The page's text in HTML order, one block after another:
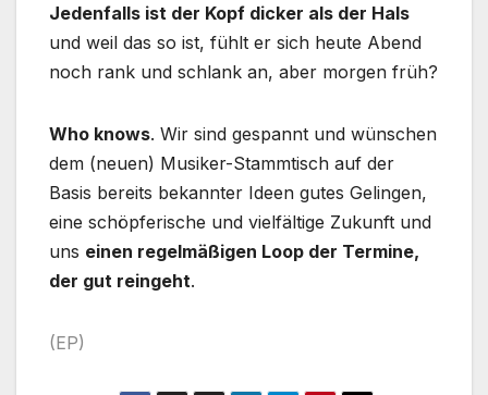
Jedenfalls ist der Kopf dicker als der Hals
und weil das so ist, fühlt er sich heute Abend
noch rank und schlank an, aber morgen früh?
Who knows. Wir sind gespannt und wünschen
dem (neuen) Musiker-Stammtisch auf der
Basis bereits bekannter Ideen gutes Gelingen,
eine schöpferische und vielfältige Zukunft und
uns einen regelmäßigen Loop der Termine,
der gut reingeht.
(EP)